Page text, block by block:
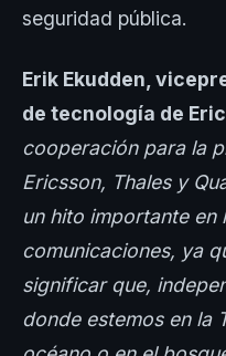
seguridad pública.
Erik Ekudden,
de tecnología de
cooperación para la
Ericsson, Thales y
un hito importante en
comunicaciones, ya
significar que,
donde estemos en la